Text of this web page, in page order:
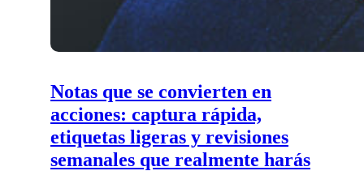
Notas que se convierten en
acciones: captura rápida,
etiquetas ligeras y revisiones
semanales que realmente harás